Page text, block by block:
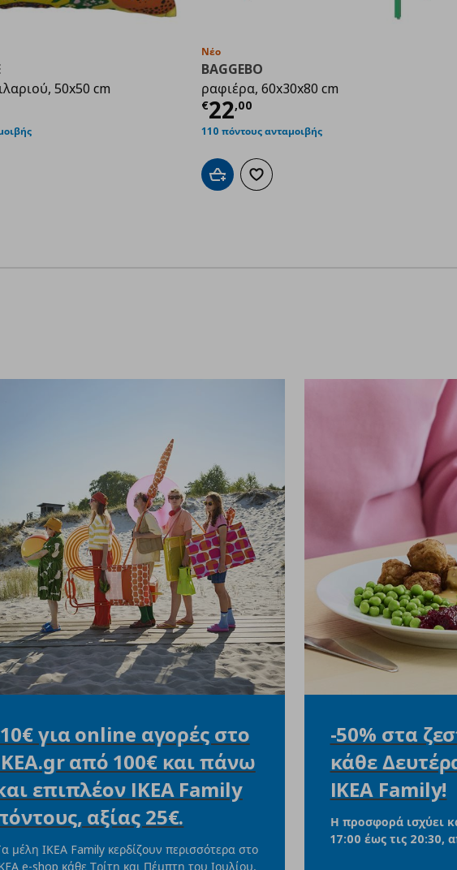
50x50 cm
τιμή
στα αγαπημένα
Νέο
BAGGEBO
ραφιέρα, 60x30x80 cm
€22,00
Τρέχουσα τιμή
110 πόντους ανταμοιβής
Προσθήκη στο καλάθι
Προσθήκη στα αγαπημένα
για online αγορές στο
από 100€ και πάνω
επιπλέον IKEA Family
αξίας 25€.
μέλη ΙΚΕΑ Family κερδίζουν περισσότερα στο
e-shop κάθε Τρίτη και Πέμπτη του Ιουλίου,
-50% στα
κάθε
IKEA Family!
Η προσφορά ισχύει
17:00 έως τις 20:30,